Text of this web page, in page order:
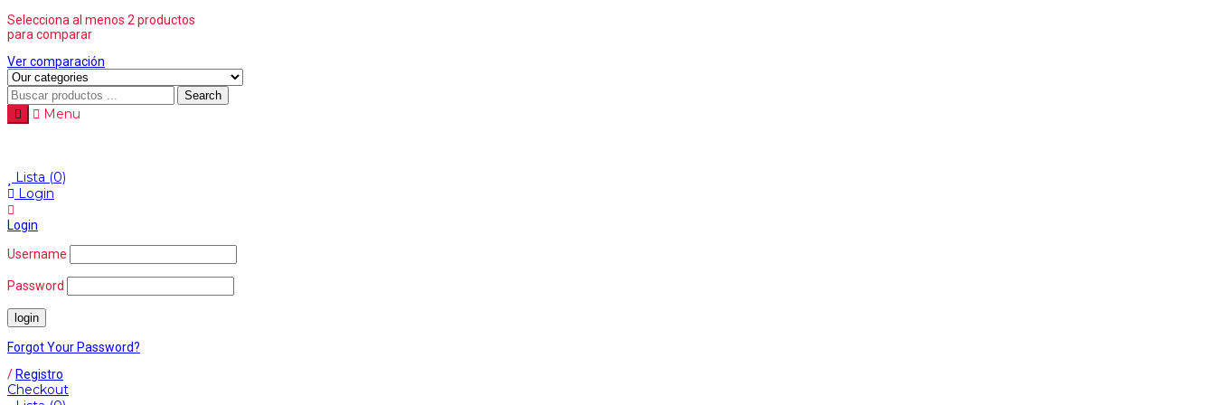
Selecciona al menos 2 productos
para comparar
Ver comparación
Search
Menu
Lista (0)
Login
Login
Username
Password
Forgot Your Password?
/ Registro
Checkout